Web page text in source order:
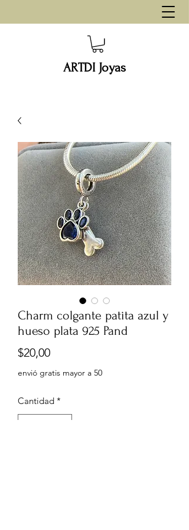
ARTDI Joyas
Charm colgante patita azul y
hueso plata 925 Pand
$20,00Precio
envió gratis mayor a 50
Cantidad *